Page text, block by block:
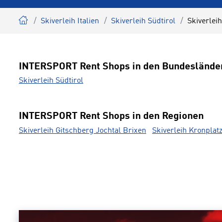
Skiverleih Italien Skiverleih Südtirol
INTERSPORT Rent Shops in den
Skiverleih Südtirol
INTERSPORT Rent Shops in den Regionen
Skiverleih Gitschberg Jochtal Brixen Skiverleih Kronplatz